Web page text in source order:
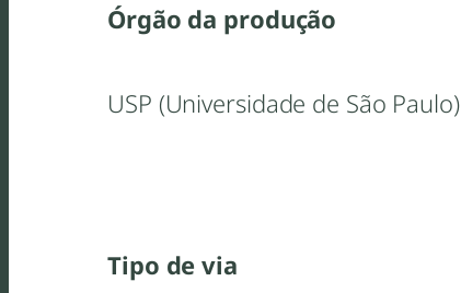
Órgão da produção
USP (Universidade de São Paulo)
Tipo de via